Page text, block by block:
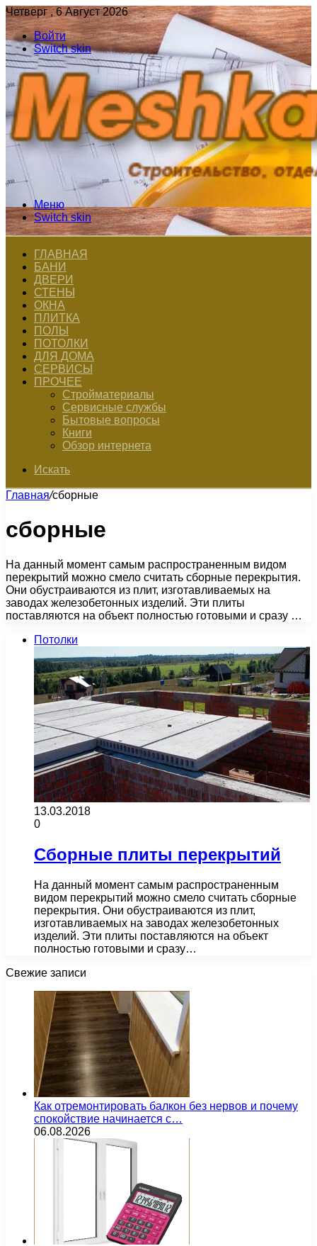
Четверг , 6 Август 2026
Войти
Switch skin
Меню
Switch skin
ГЛАВНАЯ
БАНИ
ДВЕРИ
СТЕНЫ
ОКНА
ПЛИТКА
ПОЛЫ
ПОТОЛКИ
ДЛЯ ДОМА
СЕРВИСЫ
ПРОЧЕЕ
Стройматериалы
Сервисные службы
Бытовые вопросы
Книги
Обзор интернета
Искать
Главная/сборные
сборные
На данный момент самым распространенным видом
перекрытий можно смело считать сборные перекрытия.
Они обустраиваются из плит, изготавливаемых на
заводах железобетонных изделий. Эти плиты
поставляются на объект полностью готовыми и сразу …
Потолки
13.03.2018
0
Сборные плиты перекрытий
На данный момент самым распространенным
видом перекрытий можно смело считать сборные
перекрытия. Они обустраиваются из плит,
изготавливаемых на заводах железобетонных
изделий. Эти плиты поставляются на объект
полностью готовыми и сразу…
Свежие записи
Как отремонтировать балкон без нервов и почему
спокойствие начинается с…
06.08.2026